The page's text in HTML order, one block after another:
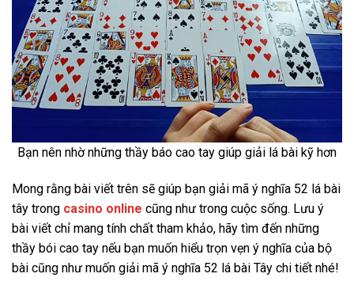
Bạn nên nhờ những thầy báo cao tay giúp giải lá bài kỹ hơn
Mong rằng bài viết trên sẽ giúp bạn giải mã ý nghĩa 52 lá bài
tây trong casino online cũng như trong cuộc sống. Lưu ý
bài viết chỉ mang tính chất tham khảo, hãy tìm đến những
thầy bói cao tay nếu bạn muốn hiểu trọn vẹn ý nghĩa của bộ
bài cũng như muốn giải mã ý nghĩa 52 lá bài Tây chi tiết nhé!